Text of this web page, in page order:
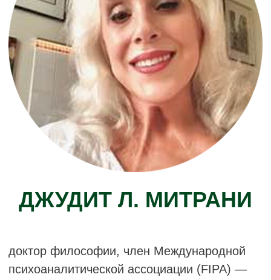
клинический психолог, обучающий
и супервизирующий психоаналитик
по работе со взрослыми и детьми
(Израильское психоаналитическое
(Израиль, международные семинары
и лекции), ведущий семинаров
психоаналитического общества.
∙ Wolpe, E. (2016). Размышления
ЕХУД ВОЛЬПЕ